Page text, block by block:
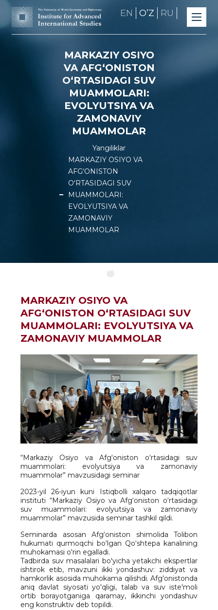
EN OʼZ RU
MARKAZIY OSIYO
VA AFGʻONISTON
OʻRTASIDAGI SUV
MUAMMOLARI:
EVOLYUTSIYA VA
ZAMONAVIY
MUAMMOLAR
Yangiliklar
MARKAZIY OSIYO VA
AFGʻONISTON
OʻRTASIDAGI SUV
MUAMMOLARI:
EVOLYUTSIYA VA
ZAMONAVIY
MUAMMOLAR
MARKAZIY OSIYO VA
AFGʻONISTON OʻRTASIDAGI SUV
MUAMMOLARI: EVOLYUTSIYA VA
ZAMONAVIY MUAMMOLAR
“Markaziy Osiyo va Afg‘oniston o‘rtasidagi suv
muammolari: evolyutsiya va zamonaviy
muammolar” mavzusidagi seminar
2023-yil 26-iyun kuni Istiqbolli xalqaro tadqiqotlar
instituti “Markaziy Osiyo va Afg‘oniston o‘rtasidagi
suv muammolari: evolyutsiya va zamonaviy
muammolar” mavzusida seminar tashkil qildi.
Seminarda asosan Afg‘oniston shimolida Tolibon
hukumati qurmoqchi bo‘lgan Qo‘shtepa kanalining
muhokamasi o'rin egalladi.
Tadbirda suv masalalari bo'yicha yetakchi ekspertlar
ishtirok etib, mavzuni ikki yondashuv: ziddiyat va
hamkorlik asosida muhokama qilishdi. Afg'onistonda
aniq davlat siyosati yo'qligi, talab va suv iste'moli
ortib borayotganiga qaramay, ikkinchi yondashuv
eng konstruktiv deb topildi.